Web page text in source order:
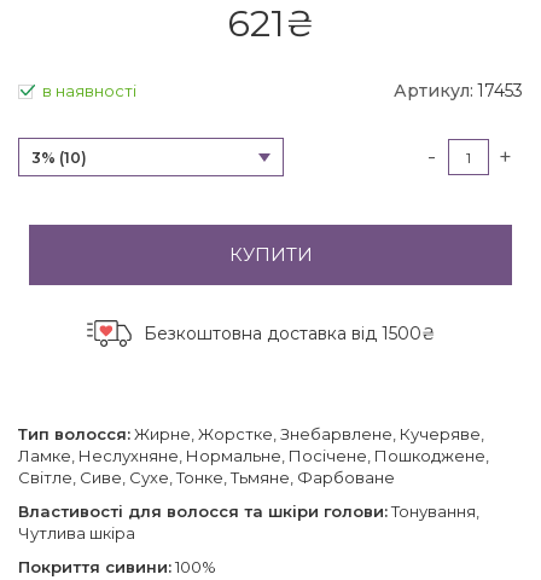
621₴
в наявності Артикул: 17453
3% (10) - +
КУПИТИ
Безкоштовна доставка від 1500₴
Тип волосся:Жирне, Жорстке, Знебарвлене, Кучеряве,
Ламке, Неслухняне, Нормальне, Посічене, Пошкоджене,
Світле, Сиве, Сухе, Тонке, Тьмяне, Фарбоване
Властивості для волосся та шкіри голови:Тонування,
Чутлива шкіра
Покриття cивини:100%